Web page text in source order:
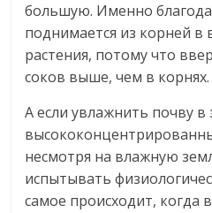
большую. Именно
поднимается из корней в
растения, потому что
соков выше, чем в корнях.
А если увлажнить почву в
несмотря на влажную
испытывать
самое происходит, когда